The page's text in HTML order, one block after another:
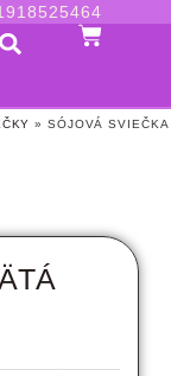
»SÓJOVÁ SVIEČKA